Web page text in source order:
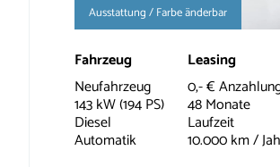
Ausstattung / Farbe änderbar
Fahrzeug
Neufahrzeug
143 kW (194 PS)
Diesel
Automatik
Leasing
0,- €
48 Monate
Laufzeit
10.000 km /